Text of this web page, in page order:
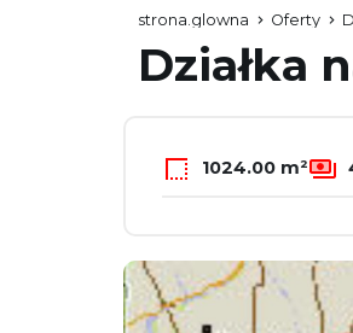
strona.glowna Oferty
Działka
1024.00 m²